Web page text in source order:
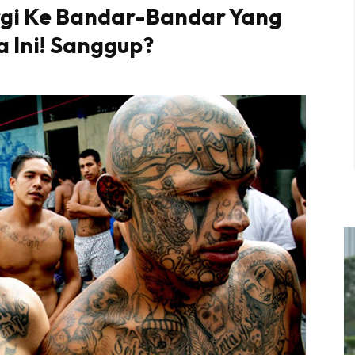
Ke Bandar-Bandar Yang
Ini! Sanggup?